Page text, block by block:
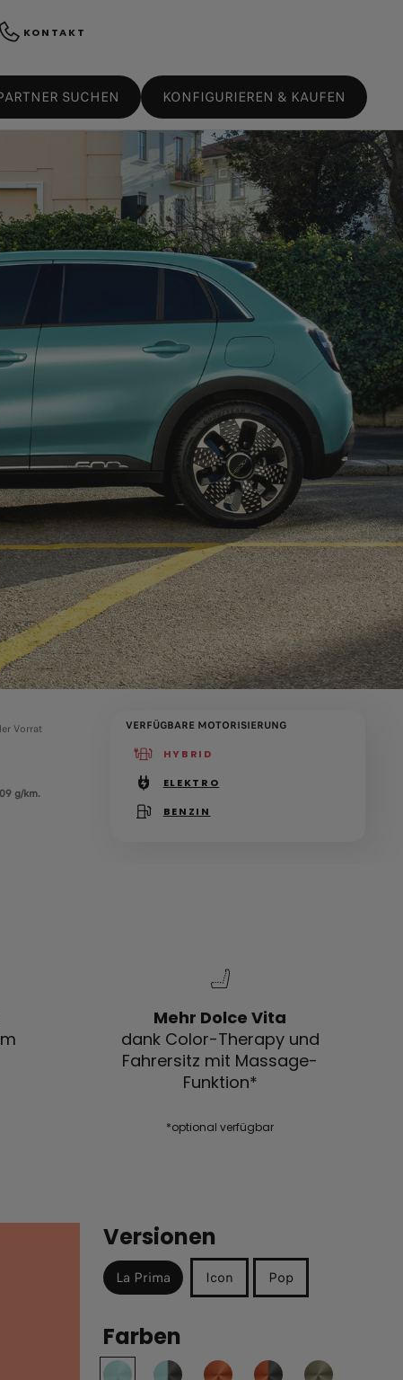
KONTAKT
EINEN EXPERTEN EXKLUSIVE FIAT SERVICES
SUCHEN KONFIGURIEREN & KAUFEN
Vorrat
g/km.
VERFÜGBARE MOTORISIERUNG
HYBRID
ELEKTRO
BENZIN
Mehr Dolce Vita
dank Color-Therapy und
Fahrersitz mit Massage-
Funktion*
*optional verfügbar
Versionen
La Prima Icon Pop
Farben